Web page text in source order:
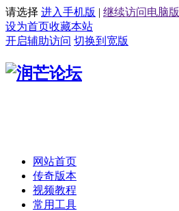
请选择 进入手机版 | 继续访问电脑版
设为首页收藏本站
开启辅助访问 切换到宽版
网站首页
传奇版本
视频教程
常用工具